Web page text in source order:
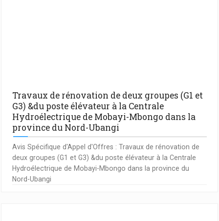
Travaux de rénovation de deux groupes (G1 et
G3) &du poste élévateur à la Centrale
Hydroélectrique de Mobayi-Mbongo dans la
province du Nord-Ubangi
Avis Spécifique d'Appel d'Offres : Travaux de rénovation de
deux groupes (G1 et G3) &du poste élévateur à la Centrale
Hydroélectrique de Mobayi-Mbongo dans la province du
Nord-Ubangi